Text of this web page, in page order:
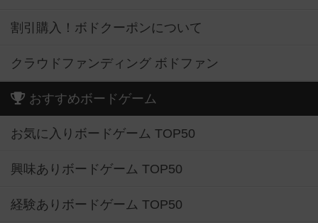
割引購入！ボドクーポンについて
クラウドファンディング ボドファン
おすすめボードゲーム
お気に入りボードゲーム TOP50
興味ありボードゲーム TOP50
経験ありボードゲーム TOP50